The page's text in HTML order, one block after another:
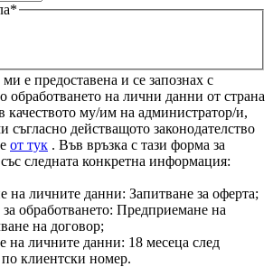
е предоставена и се запознах с
обработването на лични данни от страна
качеството му/им на администратор/и,
съгласно действащото законодателство
от тук . Във връзка с тази форма за
следната конкретна информация:
на личните данни: Запитване за оферта;
обработването: Предприемане на
на договор;
на личните данни: 18 месеца след
клиентски номер.